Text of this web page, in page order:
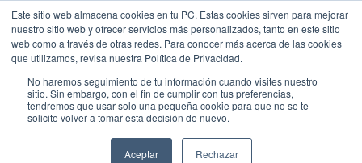
Este sitio web almacena cookies en tu PC. Estas cookies sirven para mejorar
nuestro sitio web y ofrecer servicios más personalizados, tanto en este sitio
web como a través de otras redes. Para conocer más acerca de las cookies
que utilizamos, revisa nuestra Política de Privacidad.
No haremos seguimiento de tu información cuando visites nuestro
sitio. Sin embargo, con el fin de cumplir con tus preferencias,
tendremos que usar solo una pequeña cookie para que no se te
solicite volver a tomar esta decisión de nuevo.
Aceptar Rechazar
Our Offices